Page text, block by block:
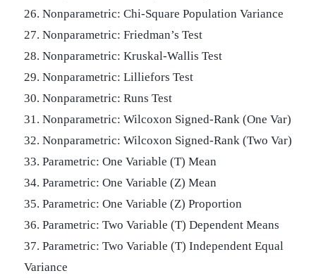
26. Nonparametric: Chi-Square Population Variance
27. Nonparametric: Friedman’s Test
28. Nonparametric: Kruskal-Wallis Test
29. Nonparametric: Lilliefors Test
30. Nonparametric: Runs Test
31. Nonparametric: Wilcoxon Signed-Rank (One Var)
32. Nonparametric: Wilcoxon Signed-Rank (Two Var)
33. Parametric: One Variable (T) Mean
34. Parametric: One Variable (Z) Mean
35. Parametric: One Variable (Z) Proportion
36. Parametric: Two Variable (T) Dependent Means
37. Parametric: Two Variable (T) Independent Equal
Variance